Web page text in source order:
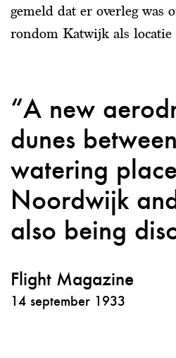
gemeld dat er overleg was
rondom Katwijk als locatie
A new
dunes
watering
Noordwijk
also being
Flight Magazine
14 september 1933